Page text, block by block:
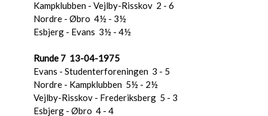
Kampklubben - Vejlby-Risskov 2 - 6
Nordre - Øbro 4½ - 3½
Esbjerg - Evans 3½ - 4½
Runde 7 13-04-1975
Evans - Studenterforeningen 3 - 5
Nordre - Kampklubben 5½ - 2½
Vejlby-Risskov - Frederiksberg 5 - 3
Esbjerg - Øbro 4 - 4